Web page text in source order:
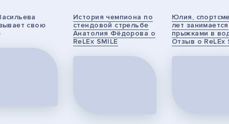
свою
История чемпиона по
стендовой стрельбе
Анатолия Фёдорова о
ReLEx SMILE
Юлия,
лет занимается
прыжками в
Отзыв о ReLEx